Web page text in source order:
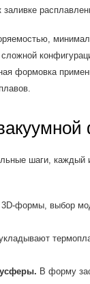
формовка
шаги, каждый
3D-формы, выбор
В форму